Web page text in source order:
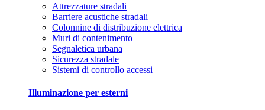
Attrezzature stradali
Barriere acustiche stradali
Colonnine di distribuzione elettrica
Muri di contenimento
Segnaletica urbana
Sicurezza stradale
Sistemi di controllo accessi
Illuminazione per esterni